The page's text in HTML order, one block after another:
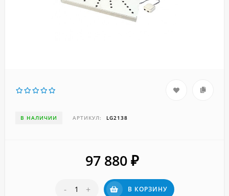
В НАЛИЧИИ АРТИКУЛ: LG2138
97 880 ₽
- + В КОРЗИНУ